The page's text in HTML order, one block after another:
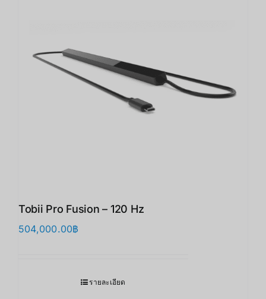
Tobii Pro Fusion – 120 Hz
504,000.00฿
รายละเอียด